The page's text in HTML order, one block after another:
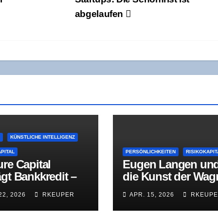
abgelaufen
KÜNSTLICHE INTELLIGENZ
Capi­tal
Bank­kre­dit –
Indus­trie über
2026 RKEUPER
PERSÖNLICHKEITEN
Eugen Lan­gen
die Kunst der
nier vor sei­ner Zeit
APR. 15, 2026